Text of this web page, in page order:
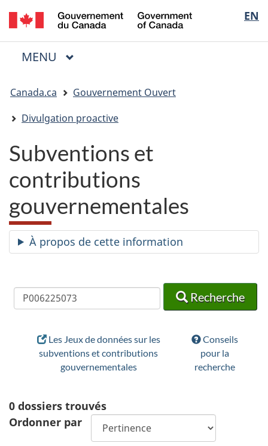
Passer
au
contenu
Passer
à
« Au
Passer
à
la
EN
of
Menu
MENU PRINCIPAL
êtes
ici
Canada.ca
Gouvernement Ouvert
Divulgation proactive
Subventions et
contributions
gouvernementales
À propos de cette information
Recherche
Recherche
Recherche
Les Jeux de données sur les
subventions et contributions
gouvernementales
Conseils
pour la
recherche
0 dossiers trouvés
Ordonner par